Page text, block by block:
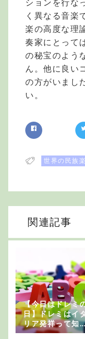
ションを行な
く異なる音楽
楽の高度な理
奏家にとって
の秘宝のよう
ん。他に良い
の方がいまし
い。
世界の民族
関連記事
【今日はドレミ
日】ドレミはイ
リア発祥って知
てた？